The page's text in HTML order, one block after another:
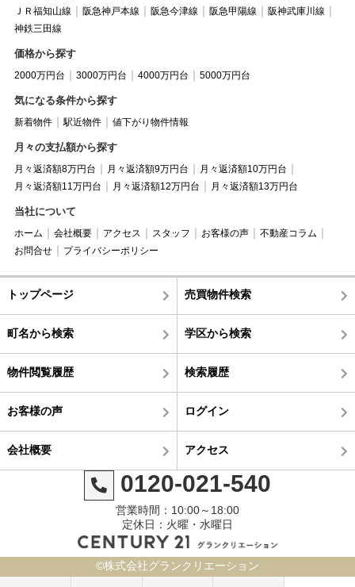
ＪＲ福知山線
阪急神戸本線 阪急今津線 阪急甲陽線
阪神武庫川線
神鉄三田線
価格から探す
2000万円台 3000万円台 4000万円台 5000万円台
気になる条件から探す
新着物件 駅近物件 値下がり物件情報
月々の支払額から探す
月々返済額8万円台 月々返済額9万円台
月々返済額10万円台
月々返済額11万円台
月々返済額12万円台 月々返済額13万円台
当社について
ホーム 会社概要 アクセス スタッフ お客様の声
不動産コラム
お問合せ
プライバシーポリシー
トップページ 売買物件検索
町名から検索 学区から検索
物件閲覧履歴 検索履歴
お客様の声 ログイン
会社概要 アクセス
0120-021-540
営業時間：10:00～18:00
定休日：火曜・水曜日
©株式会社グランクリエーション